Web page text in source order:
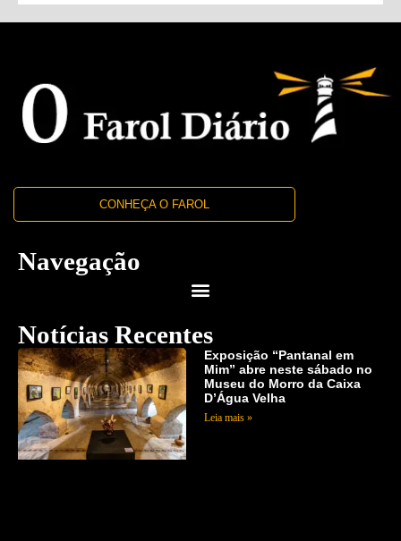
CONHEÇA O FAROL
Navegação
Notícias Recentes
Exposição “Pantanal em
Mim” abre neste sábado no
Museu do Morro da Caixa
D’Água Velha
Leia mais »